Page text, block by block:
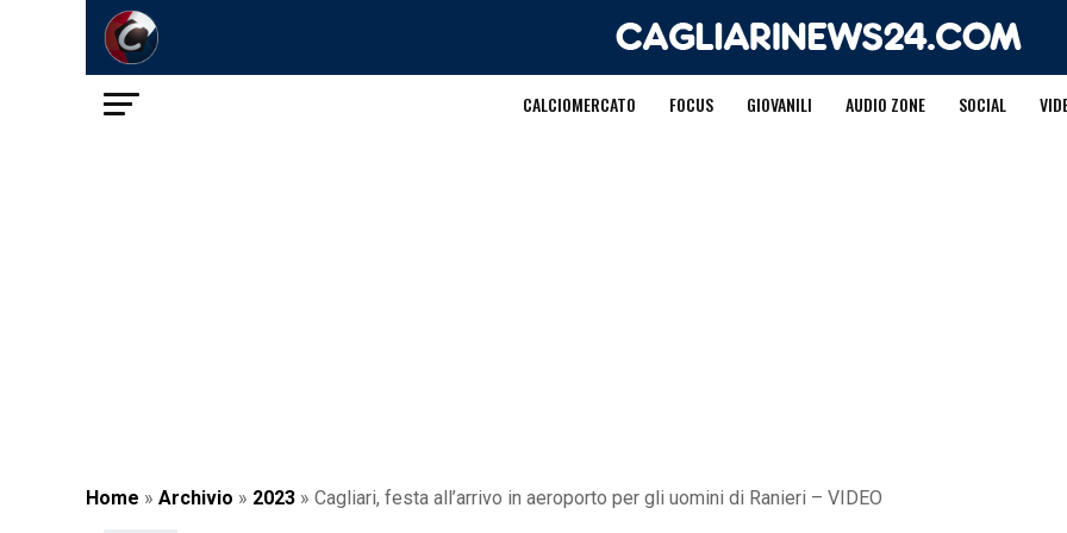
CALCIOMERCATO FOCUS GIOVANILI AUDIO ZONE SOCIAL
Home » Archivio » 2023 » Cagliari, festa all’arrivo in aeroporto per gli uomini di Ranieri – VIDEO